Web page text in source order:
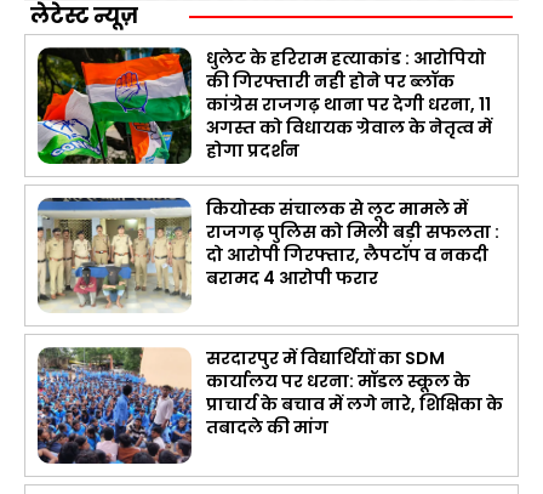
लेटेस्ट न्यूज़
धुलेट के हरिराम हत्याकांड : आरोपियो
की गिरफ्तारी नही होने पर ब्लॉक
कांग्रेस राजगढ़ थाना पर देगी धरना, 11
अगस्त को विधायक ग्रेवाल के नेतृत्व में
होगा प्रदर्शन
कियोस्क संचालक से लूट मामले में
राजगढ़ पुलिस को मिली बड़ी सफलता :
दो आरोपी गिरफ्तार, लैपटॉप व नकदी
बरामद 4 आरोपी फरार
सरदारपुर में विद्यार्थियों का SDM
कार्यालय पर धरना: मॉडल स्कूल के
प्राचार्य के बचाव में लगे नारे, शिक्षिका के
तबादले की मांग